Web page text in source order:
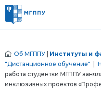
Об МГППУ Институты и
"Дистанционное обучение"
работа студентки МГППУ
инклюзивных проектов